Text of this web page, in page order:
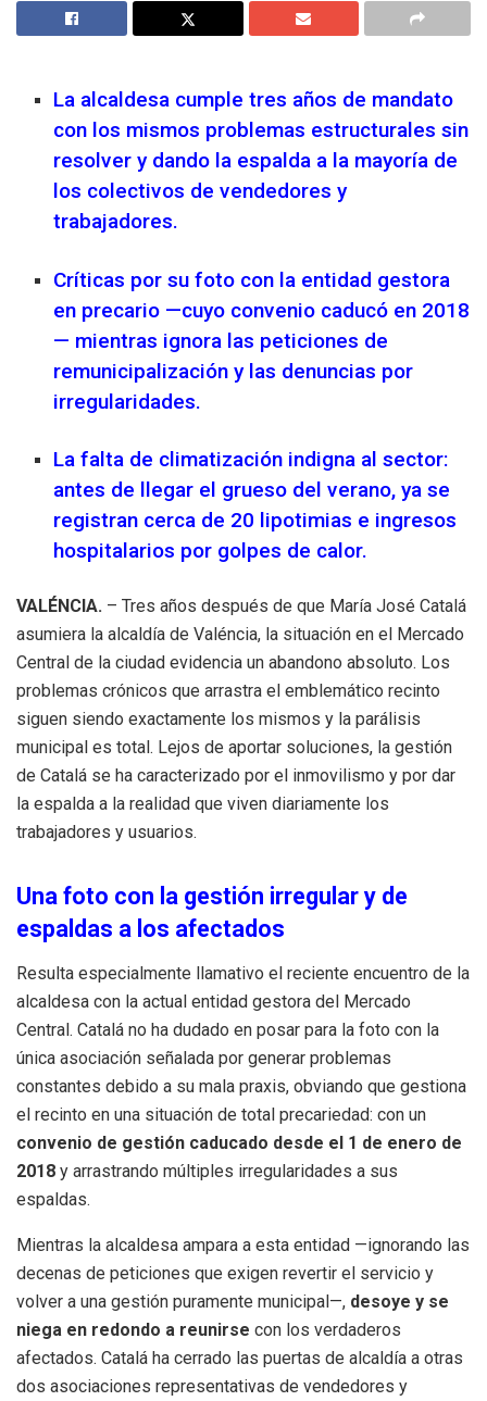
La alcaldesa cumple tres años de mandato
con los mismos problemas estructurales sin
resolver y dando la espalda a la mayoría de
los colectivos de vendedores y
trabajadores.
Críticas por su foto con la entidad gestora
en precario —cuyo convenio caducó en 2018
— mientras ignora las peticiones de
remunicipalización y las denuncias por
irregularidades.
La falta de climatización indigna al sector:
antes de llegar el grueso del verano, ya se
registran cerca de 20 lipotimias e ingresos
hospitalarios por golpes de calor.
VALÉNCIA. – Tres años después de que María José Catalá
asumiera la alcaldía de Valéncia, la situación en el Mercado
Central de la ciudad evidencia un abandono absoluto. Los
problemas crónicos que arrastra el emblemático recinto
siguen siendo exactamente los mismos y la parálisis
municipal es total. Lejos de aportar soluciones, la gestión
de Catalá se ha caracterizado por el inmovilismo y por dar
la espalda a la realidad que viven diariamente los
trabajadores y usuarios.
Una foto con la gestión irregular y de
espaldas a los afectados
Resulta especialmente llamativo el reciente encuentro de la
alcaldesa con la actual entidad gestora del Mercado
Central. Catalá no ha dudado en posar para la foto con la
única asociación señalada por generar problemas
constantes debido a su mala praxis, obviando que gestiona
el recinto en una situación de total precariedad: con un
convenio de gestión caducado desde el 1 de enero de
2018 y arrastrando múltiples irregularidades a sus
espaldas.
Mientras la alcaldesa ampara a esta entidad —ignorando las
decenas de peticiones que exigen revertir el servicio y
volver a una gestión puramente municipal—, desoye y se
niega en redondo a reunirse con los verdaderos
afectados. Catalá ha cerrado las puertas de alcaldía a otras
dos asociaciones representativas de vendedores y